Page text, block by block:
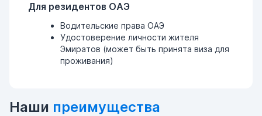
Для резидентов ОАЭ
Водительские права ОАЭ
Удостоверение личности жителя
Эмиратов (может быть принята виза для
проживания)
Наши преимущества